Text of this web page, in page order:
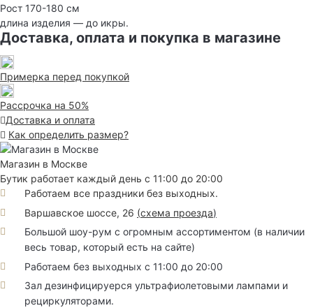
Рост 170-180 см
длина изделия — до икры.
Доставка, оплата и покупка в магазине
Примерка перед покупкой
Рассрочка на 50%
Доставка и оплата
Как определить размер?
Магазин в Москве
Бутик работает каждый день с 11:00 до 20:00
Работаем все праздники без выходных.
Варшавское шоссе, 26 (схема проезда)
Большой шоу-рум с огромным ассортиментом (в наличии
весь товар, который есть на сайте)
Работаем без выходных с 11:00 до 20:00
Зал дезинфицируерся ультрафиолетовыми лампами и
рециркуляторами.